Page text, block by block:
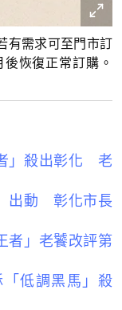
有需求可至門市訂
恢復正常訂購。
」殺出彰化 老
出動 彰化市長
者」老饕改評第
低調黑馬」殺